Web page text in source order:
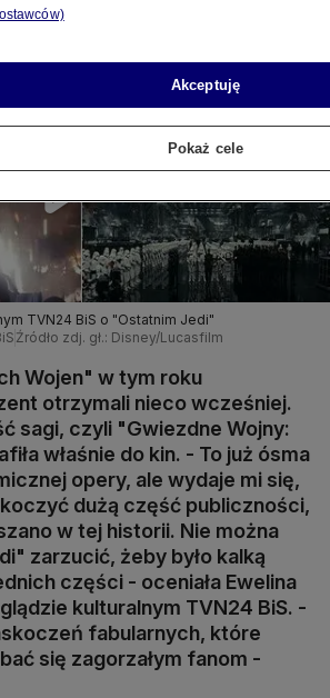
TVN24 BiS o "Ostatnim Jedi"
Źródło zdj. gł.: Disney/Lucasfilm
Wojen" w tym roku
otrzymali nieco wcześniej.
sagi, czyli "Gwiezdne Wojny:
właśnie do kin. - To już ósma
opery, ale wydaje mi się,
dużą część publiczności,
w tej historii. Nie można
zarzucić, żeby było kalką
części - oceniała Ewelina
kulturalnym TVN24 BiS. -
fabularnych, które
się zagorzałym fanom -
Akceptuję
Pokaż cele